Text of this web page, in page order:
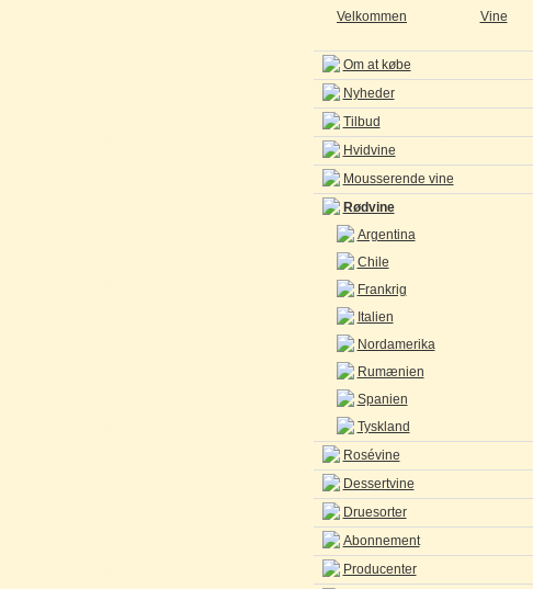
Velkommen Vine
Om at købe
Nyheder
Tilbud
Hvidvine
Mousserende vine
Rødvine
Argentina
Chile
Frankrig
Italien
Nordamerika
Rumænien
Spanien
Tyskland
Rosévine
Dessertvine
Druesorter
Abonnement
Producenter